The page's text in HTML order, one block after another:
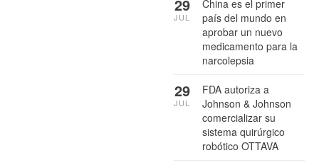
China es el primer
país del mundo en
aprobar un nuevo
medicamento para la
narcolepsia
29
JUL
FDA autoriza a
Johnson & Johnson
comercializar su
sistema quirúrgico
robótico OTTAVA
29
JUL